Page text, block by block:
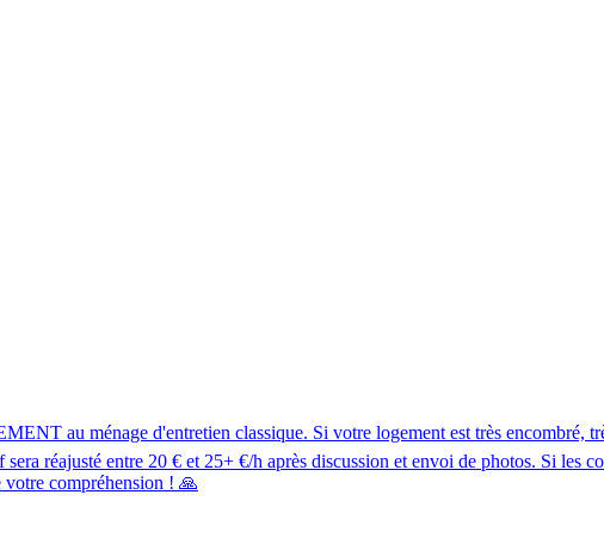
au ménage d'entretien classique. Si votre logement est très encombré,
réajusté entre 20 € et 25+ €/h après discussion et envoi de photos. Si les
compréhension ! 🙏